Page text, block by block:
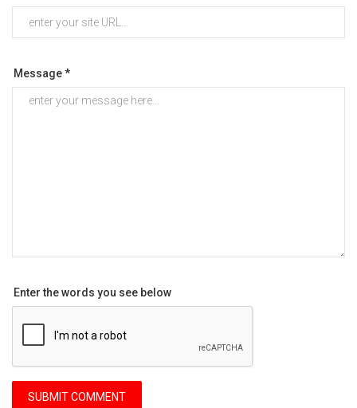
Message *
Enter the words you see below